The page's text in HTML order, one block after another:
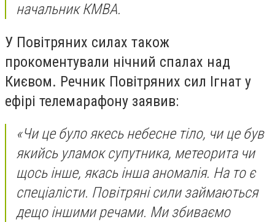
начальник КМВА.
У Повітряних силах також
прокоментували нічний спалах над
Києвом. Речник Повітряних сил Ігнат у
ефірі телемарафону заявив:
«Чи це було якесь небесне тіло, чи це був
якийсь уламок супутника, метеорита чи
щось інше, якась інша аномалія. На то є
спеціалісти. Повітряні сили займаються
дещо іншими речами. Ми збиваємо